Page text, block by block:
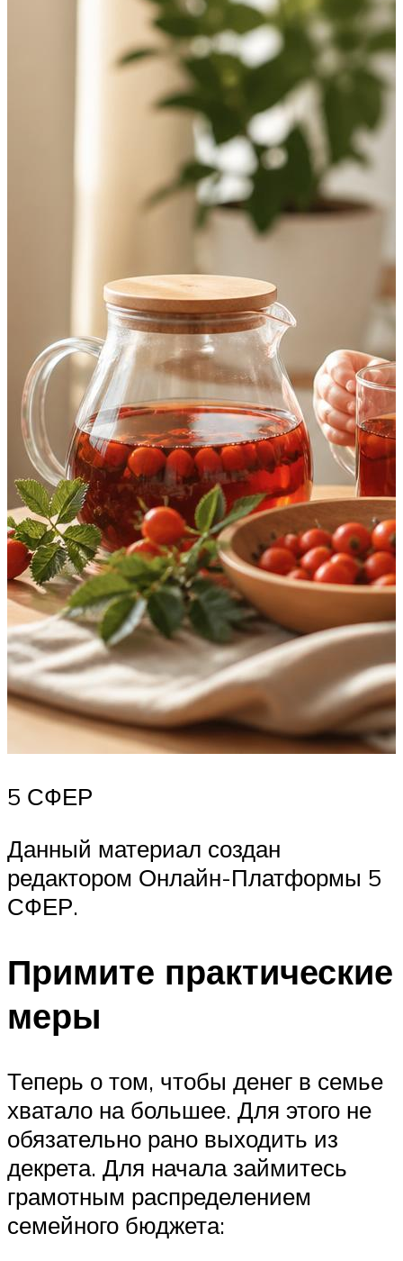
5 СФЕР
Данный материал создан
редактором Онлайн-Платформы 5
СФЕР.
Примите практические
меры
Теперь о том, чтобы денег в семье
хватало на большее. Для этого не
обязательно рано выходить из
декрета. Для начала займитесь
грамотным распределением
семейного бюджета: